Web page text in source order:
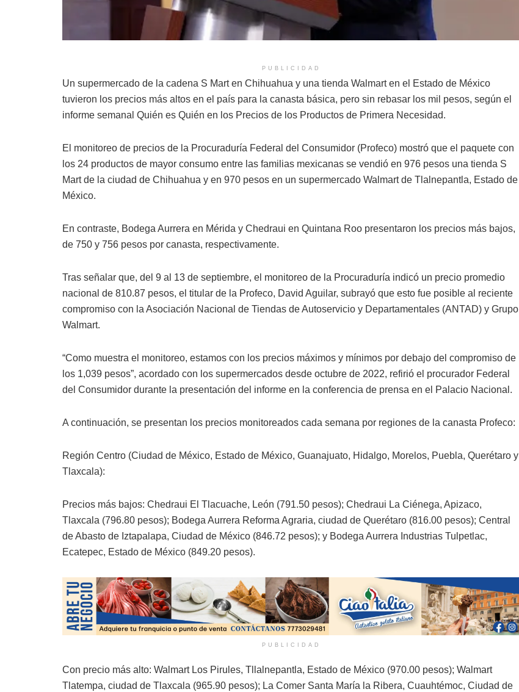
PUBLICIDAD
Un supermercado de la cadena S Mart en Chihuahua y una tienda Walmart en el Estado de México
tuvieron los precios más altos en el país para la canasta básica, pero sin rebasar los mil pesos, según el
informe semanal Quién es Quién en los Precios de los Productos de Primera Necesidad.
El monitoreo de precios de la Procuraduría Federal del Consumidor (Profeco) mostró que el paquete con
los 24 productos de mayor consumo entre las familias mexicanas se vendió en 976 pesos una tienda S
Mart de la ciudad de Chihuahua y en 970 pesos en un supermercado Walmart de Tlalnepantla, Estado de
México.
En contraste, Bodega Aurrera en Mérida y Chedraui en Quintana Roo presentaron los precios más bajos,
de 750 y 756 pesos por canasta, respectivamente.
Tras señalar que, del 9 al 13 de septiembre, el monitoreo de la Procuraduría indicó un precio promedio
nacional de 810.87 pesos, el titular de la Profeco, David Aguilar, subrayó que esto fue posible al reciente
compromiso con la Asociación Nacional de Tiendas de Autoservicio y Departamentales (ANTAD) y Grupo
Walmart.
“Como muestra el monitoreo, estamos con los precios máximos y mínimos por debajo del compromiso de
los 1,039 pesos”, acordado con los supermercados desde octubre de 2022, refirió el procurador Federal
del Consumidor durante la presentación del informe en la conferencia de prensa en el Palacio Nacional.
A continuación, se presentan los precios monitoreados cada semana por regiones de la canasta Profeco:
Región Centro (Ciudad de México, Estado de México, Guanajuato, Hidalgo, Morelos, Puebla, Querétaro y
Tlaxcala):
Precios más bajos: Chedraui El Tlacuache, León (791.50 pesos); Chedraui La Ciénega, Apizaco,
Tlaxcala (796.80 pesos); Bodega Aurrera Reforma Agraria, ciudad de Querétaro (816.00 pesos); Central
de Abasto de Iztapalapa, Ciudad de México (846.72 pesos); y Bodega Aurrera Industrias Tulpetlac,
Ecatepec, Estado de México (849.20 pesos).
PUBLICIDAD
Con precio más alto: Walmart Los Pirules, Tllalnepantla, Estado de México (970.00 pesos); Walmart
Tlatempa, ciudad de Tlaxcala (965.90 pesos); La Comer Santa María la Ribera, Cuauhtémoc, Ciudad de